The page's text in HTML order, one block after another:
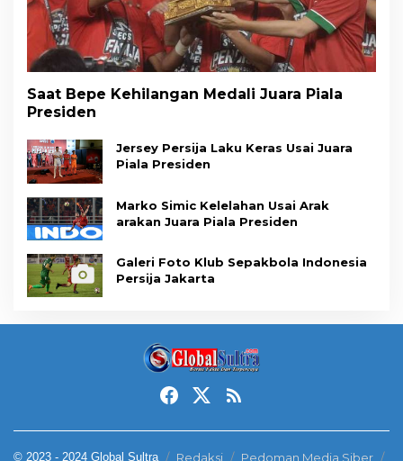
Saat Bepe Kehilangan Medali Juara Piala
Presiden
Jersey Persija Laku Keras Usai Juara
Piala Presiden
Marko Simic Kelelahan Usai Arak
arakan Juara Piala Presiden
Galeri Foto Klub Sepakbola Indonesia
Persija Jakarta
© 2023 - 2024 Global Sultra Redaksi Pedoman Media Siber